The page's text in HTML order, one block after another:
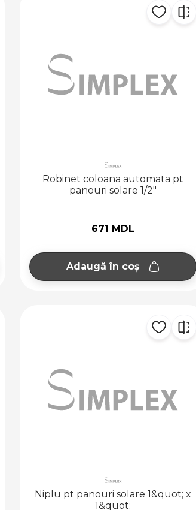
Robinet coloana automata pt
panouri solare 1/2"
671 MDL
Adaugă în coș
Niplu pt panouri solare 1&quot; x
1&quot;